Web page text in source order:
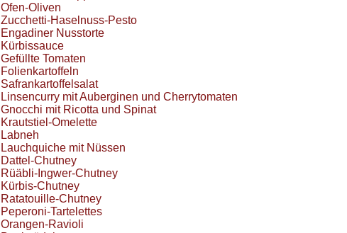
Ofen-Oliven
Zucchetti-Haselnuss-Pesto
Engadiner Nusstorte
Kürbissauce
Gefüllte Tomaten
Folienkartoffeln
Safrankartoffelsalat
Linsencurry mit Auberginen und Cherrytomaten
Gnocchi mit Ricotta und Spinat
Krautstiel-Omelette
Labneh
Lauchquiche mit Nüssen
Dattel-Chutney
Rüäbli-Ingwer-Chutney
Kürbis-Chutney
Ratatouille-Chutney
Peperoni-Tartelettes
Orangen-Ravioli